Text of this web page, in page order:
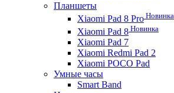
Планшеты
Xiaomi Pad 8 Pro Новинка
Xiaomi Pad 8 Новинка
Xiaomi Pad 7
Xiaomi Redmi Pad 2
Xiaomi POCO Pad
Умные часы
Smart Band